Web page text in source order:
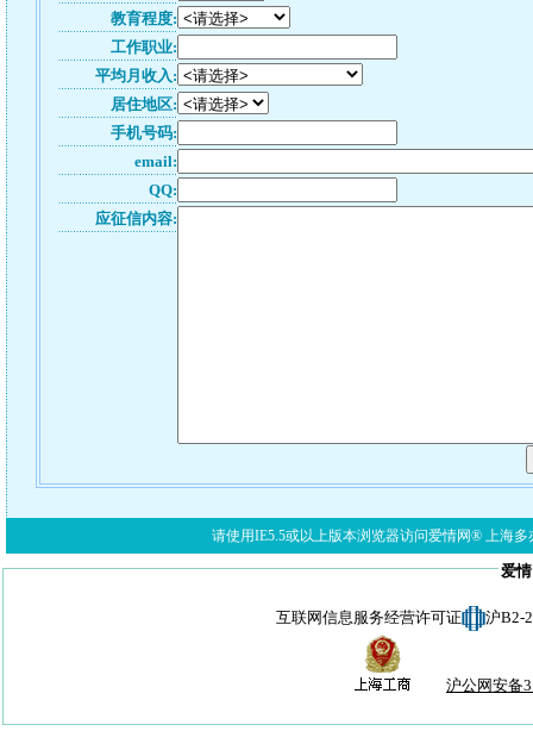
教育程度:
工作职业:
平均月收入:
居住地区:
手机号码:
email:
QQ:
应征信内容:
请使用IE5.5或以上版本浏览器访问爱情网® 上海多
爱
互联网信息服务经营许可证 沪B2-
沪公网安备